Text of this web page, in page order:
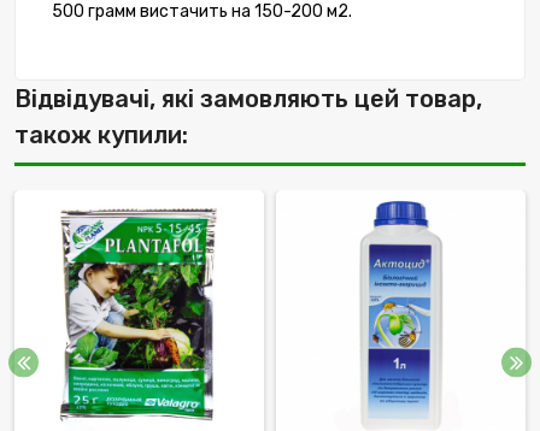
500 грамм вистачить на 150-200 м2.
Відвідувачі, які замовляють цей товар,
також купили: